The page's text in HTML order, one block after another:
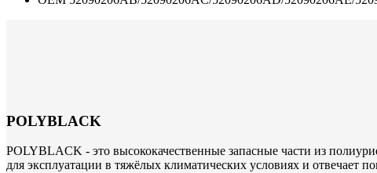
POLYBLACK
POLYBLACK - это высококачественные запасные части из
для эксплуатации в тяжёлых климатических условиях и отвечает